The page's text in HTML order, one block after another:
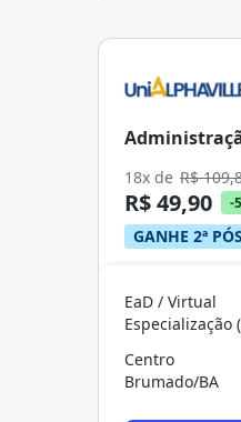
18x de R$
R$ 49,90 -
GANHE 2ª
EaD / Virtual
Centro
Brumado/BA